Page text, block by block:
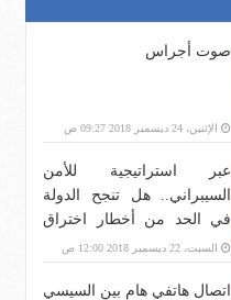
صوت أجراس
الإثنين، 24 ديسمبر 2018 09:27 ص
عبر استراتيجية للأمن
السيبراني.. هل تنجح الدولة
في الحد من أخطار اختراق
بنية الاتصالات؟
السبت، 22 ديسمبر 2018 12:00 ص
اتصال هاتفي هام بين السيسي